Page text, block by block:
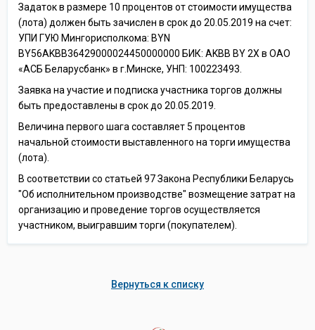
Задаток в размере 10 процентов от стоимости имущества
(лота) должен быть зачислен в срок до 20.05.2019 на счет:
УПИ ГУЮ Мингорисполкома: BYN
BY56AKBB36429000024450000000 БИК: AKBB BY 2X в ОАО
«АСБ Беларусбанк» в г.Минске, УНП: 100223493.
Заявка на участие и подписка участника торгов должны
быть предоставлены в срок до 20.05.2019.
Величина первого шага составляет 5 процентов
начальной стоимости выставленного на торги имущества
(лота).
В соответствии со статьей 97 Закона Республики Беларусь
"Об исполнительном производстве" возмещение затрат на
организацию и проведение торгов осуществляется
участником, выигравшим торги (покупателем).
Вернуться к списку